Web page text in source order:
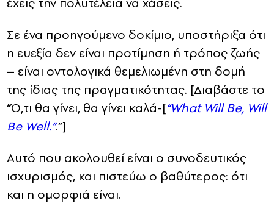
Σε ένα προηγούμενο δοκίμιο, υποστήριξα ότι
η ευεξία δεν είναι προτίμηση ή τρόπος ζωής
– είναι οντολογικά θεμελιωμένη στη δομή
της ίδιας της πραγματικότητας. [Διαβάστε το
“Ό,τι θα γίνει, θα γίνει καλά-[“What Will Be, Will
Be Well.”.”]
Αυτό που ακολουθεί είναι ο συνοδευτικός
ισχυρισμός, και πιστεύω ο βαθύτερος: ότι
και η ομορφιά είναι.